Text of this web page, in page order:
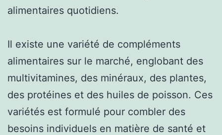
alimentaires quotidiens.
Il existe une variété de compléments
alimentaires sur le marché, englobant des
multivitamines, des minéraux, des plantes,
des protéines et des huiles de poisson. Ces
variétés est formulé pour combler des
besoins individuels en matière de santé et